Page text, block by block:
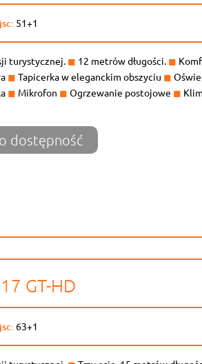
51+1
turystycznej. ◼ 12 metrów długości. ◼
◼ Tapicerka w eleganckim obszyciu ◼
◼ Mikrofon ◼ Ogrzewanie postojowe ◼
dostępność
GT-HD
63+1